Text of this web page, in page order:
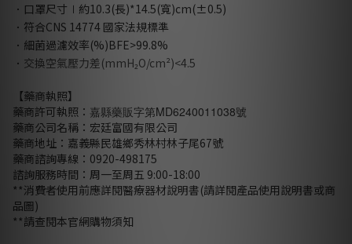
．口罩尺寸 ∣ 約10.3(長)*14.5(寬)cm(±0.5)
．符合CNS 14774 國家法規標準
．細菌過濾效率(%)BFE>99.8%
． 交換空氣壓力差(mmH₂O/cm²)<4.5
【藥商執照】
藥商許可執照： 嘉縣藥販字第MD6240011038號
藥商公司名稱：宏廷富國有限公司
藥商地址：嘉義縣民雄鄉秀林村林子尾67號
藥商諮詢專線：0920-498175
諮詢服務時間：周一至周五 9:00-18:00
**消費者使用前應詳閱醫療器材說明書(請詳閱產品使用說明書或商
品圖)
**請查閱本官網購物須知